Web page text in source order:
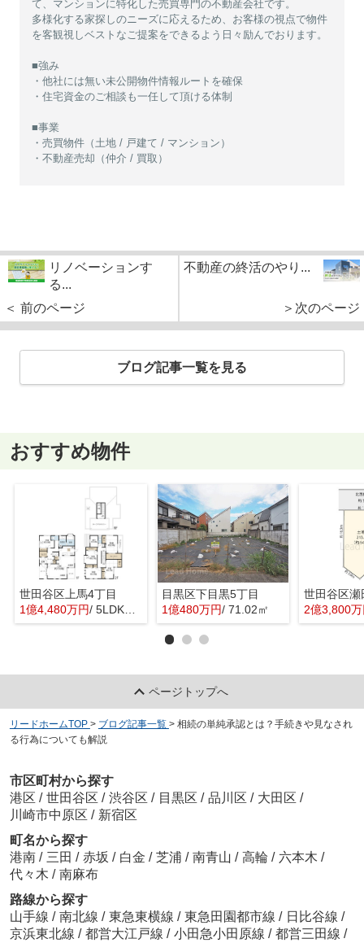
て、マンションに特化した売買専門の不動産会社です。
多様化する家探しのニーズに応えるため、お客様の視点で物件
を客観視しベストなご提案をできるよう日々励んでおります。
■強み
・他社には無い未公開物件情報ルートを確保
・住宅資金のご相談も一任して頂ける体制
■事業
・売買物件（土地 / 戸建て / マンション）
・不動産売却（仲介 / 買取）
リノベーションす
る...
＜ 前のページ
不動産の終活のやり...
＞次のページ
ブログ記事一覧を見る
おすすめ物件
世田谷区上馬4丁目
1億4,480万円/ 5LDK＋1S(納戸)
目黒区下目黒5丁目
1億480万円/ 71.02㎡
世田谷区瀬
2億3,800
ページトップへ
リードホームTOP > ブログ記事一覧 > 相続の単純承認とは？手続きや見なされ
る行為についても解説
市区町村から探す
港区 / 世田谷区 / 渋谷区 / 目黒区 / 品川区 / 大田区 /
川崎市中原区 / 新宿区
町名から探す
港南 / 三田 / 赤坂 / 白金 / 芝浦 / 南青山 / 高輪 / 六本木 /
代々木 / 南麻布
路線から探す
山手線 / 南北線 / 東急東横線 / 東急田園都市線 / 日比谷線 /
京浜東北線 / 都営大江戸線 / 小田急小田原線 / 都営三田線 /